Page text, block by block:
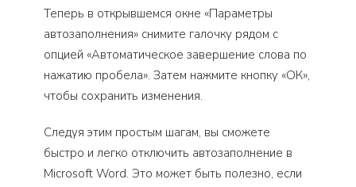
Теперь в открывшемся окне «Параметры
автозаполнения» снимите галочку рядом с
опцией «Автоматическое завершение слова по
нажатию пробела». Затем нажмите кнопку «ОК»,
чтобы сохранить изменения.
Следуя этим простым шагам, вы сможете
быстро и легко отключить автозаполнение в
Microsoft Word. Это может быть полезно, если